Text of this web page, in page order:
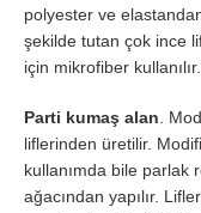
polyester ve
şekilde tutan çok ince
için mikrofiber
Parti kumaş alan .
liflerinden üretilir.
kullanımda bile parlak
ağacından yapılır.